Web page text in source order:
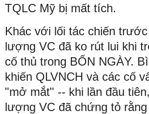
TQLC Mỹ bị mất tích.
Khác với lối tác chiến
lượng VC đã ko rút lui khi
cố thủ trong BỐN NGÀY.
khiến QLVNCH và các cố
"mở mắt" -- khi lần đầu
lượng VC đã chứng tỏ